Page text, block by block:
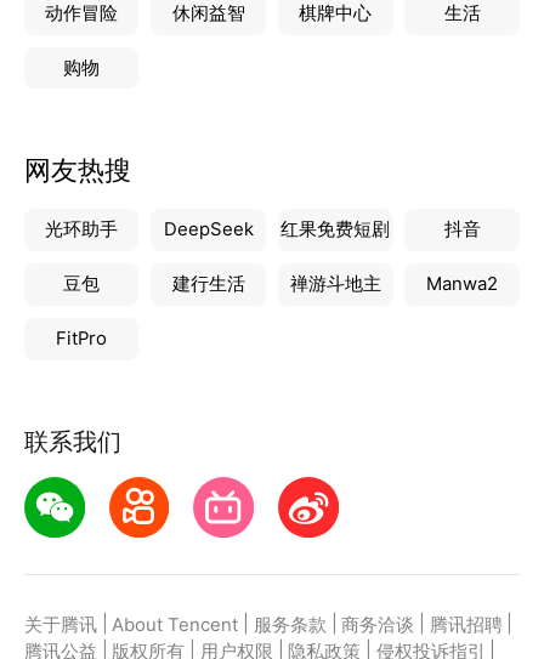
与众不同！别忘了，分享给你的朋友和家人，一起享受
来电之旅！
动作冒险 休闲益智 棋牌中心 生活
购物
网友热搜
光环助手 DeepSeek 红果免费短剧 抖音
豆包 建行生活 禅游斗地主 Manwa2
FitPro
联系我们
关于腾讯 About Tencent 服务条款 商务洽谈 腾讯招聘
腾讯公益
版权所有 用户权限 隐私政策 侵权投诉指引